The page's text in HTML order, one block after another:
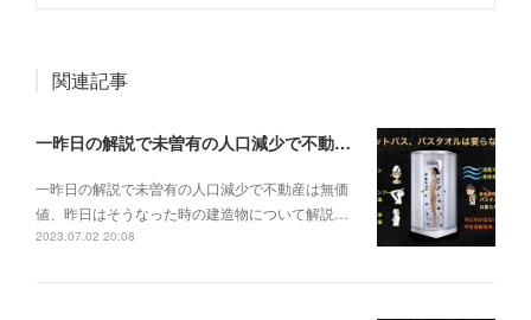
関連記事
一昨日の解説で未曽有の人口減少で不動産は無価値、昨日はそうなった時の建造物について解説、今日からはその設備について解説をして行く。
一昨日の解説で未曽有の人口減少で不動産は無価
値、昨日はそうなった時の建造物について解説…
2023.07.02 20:08